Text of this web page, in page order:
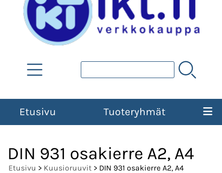
Etusivu Tuoteryhmät
DIN 931 osakierre A2, A4
Etusivu > Kuusioruuvit > DIN 931 osakierre A2, A4